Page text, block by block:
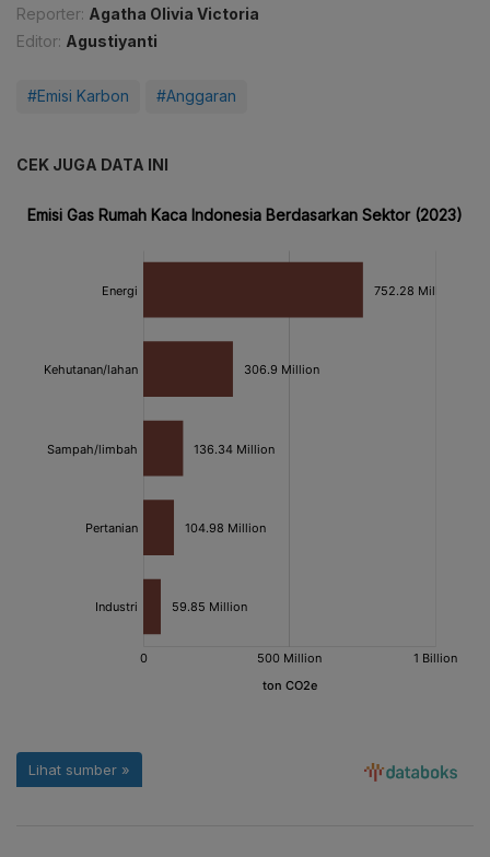
Reporter: Agatha Olivia Victoria
Editor: Agustiyanti
#Emisi Karbon #Anggaran
CEK JUGA DATA INI